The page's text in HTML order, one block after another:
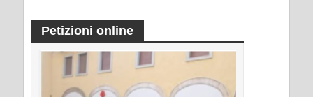
Petizioni online